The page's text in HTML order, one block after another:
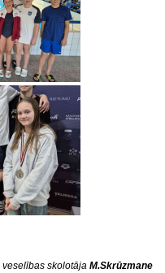
skolotāja M.Skrūzmane